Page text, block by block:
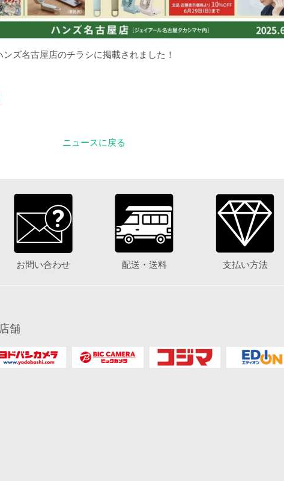
ズ名古屋店のチラシに掲載されました！
ニュースに戻る
お問い合わせ 配送・送料 支払い方法
舗